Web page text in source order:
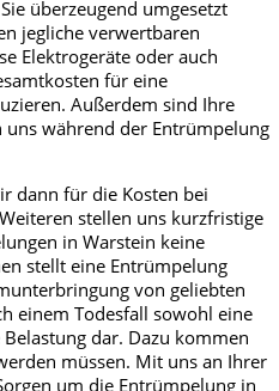
überzeugend umgesetzt
jegliche verwertbaren
Elektrogeräte oder auch
für eine
Außerdem sind Ihre
uns während der Entrümpelung
dann für die Kosten bei
stellen uns kurzfristige
in Warstein keine
stellt eine Entrümpelung
von geliebten
einem Todesfall sowohl eine
dar. Dazu kommen
müssen. Mit uns an Ihrer
um die Entrümpelung in